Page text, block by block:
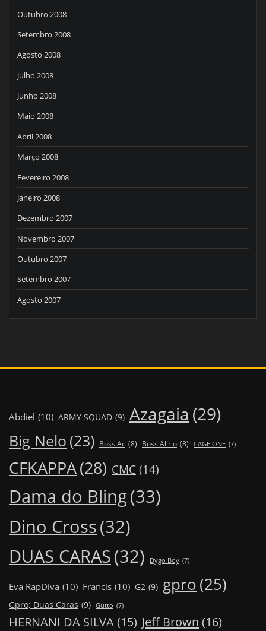
Outubro 2008
Setembro 2008
Agosto 2008
Julho 2008
Junho 2008
Maio 2008
Abril 2008
Março 2008
Fevereiro 2008
Janeiro 2008
Dezembro 2007
Novembro 2007
Outubro 2007
Setembro 2007
Agosto 2007
Abdiel (10) ARMY SQUAD (9) Azagaia (29)
Big Nelo (23) Boss Ac (8) Boss Alirio (8) CAGE ONE (7)
CFKAPPA(28) CMC (14)
Dama do Bling(33)
Dino Cross(32)
DUAS CARAS(32) Dygo Boy (7)
Eva RapDiva (10) Francis (10) G2 (9) gpro(25)
Gpro; Duas Caras (9) Gutto (7)
HERNANI DA SILVA(15) Jeff Brown (16)